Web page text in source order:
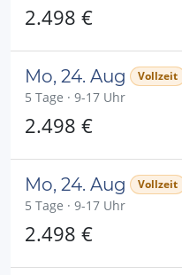
2.498 €
Mo, 24. Aug Vollzeit
5 Tage · 9-17 Uhr
2.498 €
Mo, 24. Aug Vollzeit
5 Tage · 9-17 Uhr
2.498 €